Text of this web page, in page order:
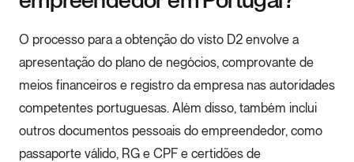
O processo para a obtenção do visto D2 envolve a
apresentação do plano de negócios, comprovante de
meios financeiros e registro da empresa nas autoridades
competentes portuguesas. Além disso, também inclui
outros documentos pessoais do empreendedor, como
passaporte válido, RG e CPF e certidões de